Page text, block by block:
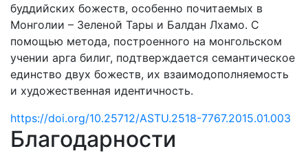
буддийских божеств, особенно почитаемых в
Монголии – Зеленой Тары и Балдан Лхамо. С
помощью метода, построенного на монгольском
учении арга билиг, подтверждается семантическое
единство двух божеств, их взаимодополняемость
и художественная идентичность.
https://doi.org/10.25712/ASTU.2518-7767.2015.01.003
Благодарности